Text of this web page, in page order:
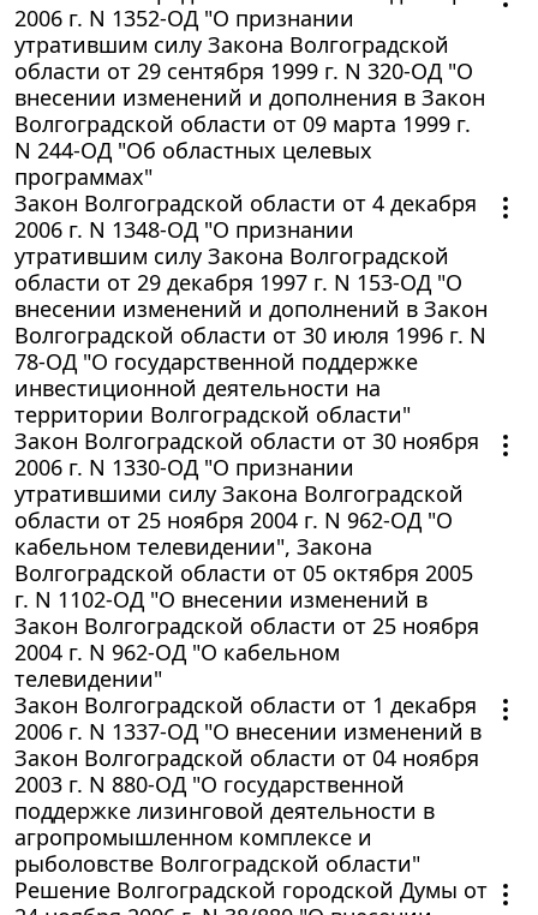
2006 г. N 1352-ОД "О признании
утратившим силу Закона Волгоградской
области от 29 сентября 1999 г. N 320-ОД "О
внесении изменений и дополнения в Закон
Волгоградской области от 09 марта 1999 г.
N 244-ОД "Об областных целевых
программах"
Закон Волгоградской области от 4 декабря
2006 г. N 1348-ОД "О признании
утратившим силу Закона Волгоградской
области от 29 декабря 1997 г. N 153-ОД "О
внесении изменений и дополнений в Закон
Волгоградской области от 30 июля 1996 г. N
78-ОД "О государственной поддержке
инвестиционной деятельности на
территории Волгоградской области"
Закон Волгоградской области от 30 ноября
2006 г. N 1330-ОД "О признании
утратившими силу Закона Волгоградской
области от 25 ноября 2004 г. N 962-ОД "О
кабельном телевидении", Закона
Волгоградской области от 05 октября 2005
г. N 1102-ОД "О внесении изменений в
Закон Волгоградской области от 25 ноября
2004 г. N 962-ОД "О кабельном
телевидении"
Закон Волгоградской области от 1 декабря
2006 г. N 1337-ОД "О внесении изменений в
Закон Волгоградской области от 04 ноября
2003 г. N 880-ОД "О государственной
поддержке лизинговой деятельности в
агропромышленном комплексе и
рыболовстве Волгоградской области"
Решение Волгоградской городской Думы от